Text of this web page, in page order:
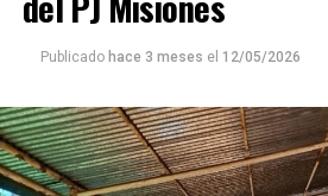
Publicado hace 3 meses el 12/05/2026